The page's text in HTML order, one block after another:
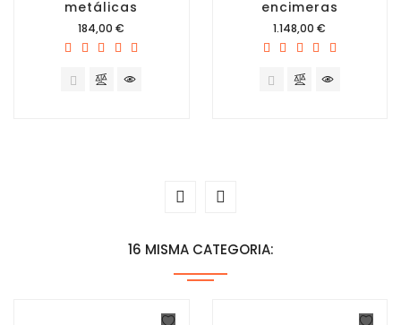
metálicas
Precio
184,00 €
encimeras
Precio
1.148,00 €
16 MISMA CATEGORIA: